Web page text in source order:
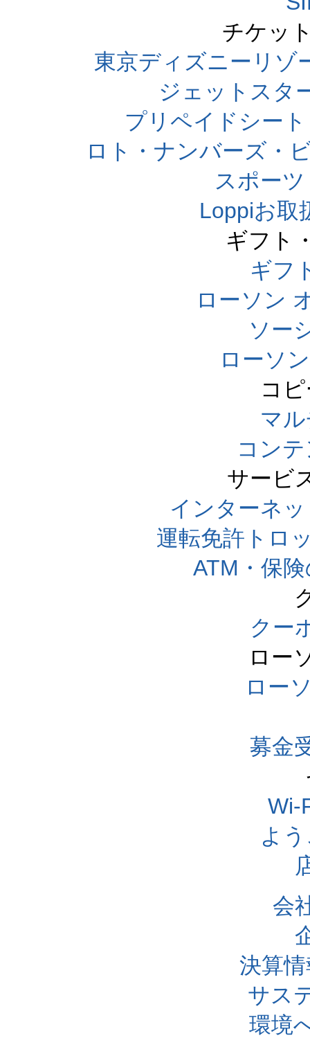
チケッ
東京ディズニーリゾ
ジェットスタ
プリペイドシー
ロト・ナンバーズ・
スポー
Loppiお取
ギフト
ギフ
ローソン
ソー
ローソ
コ
マ
コン
サービ
インターネ
運転免許トロ
ATM・保
クー
ロー
ロー
募金
Wi-
よ
会
決算
サス
環境